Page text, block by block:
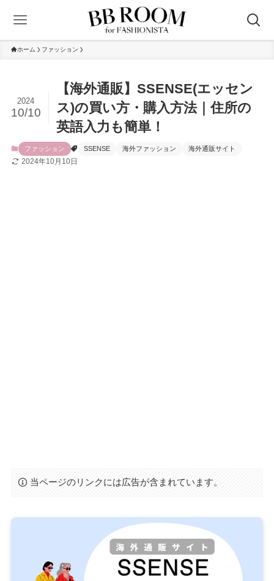
ホーム ファッション
【海外通販】SSENSE(エッセン
ス)の買い方・購入方法｜住所の
英語入力も簡単！
2024
10/10
ファッション SSENSE 海外ファッション 海外通販サイト
2024年10月10日
当ページのリンクには広告が含まれています。